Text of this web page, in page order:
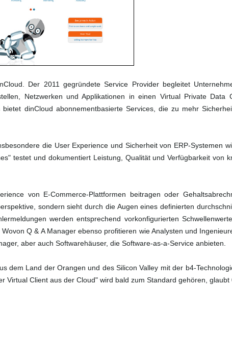
Der 2011 gegründete Service Provider begleitet
Netzwerken und Applikationen in einen Virtual Private Data
dinCloud abonnementbasierte Services, die zu mehr
die User Experience und Sicherheit von ERP-Systemen
testet und dokumentiert Leistung, Qualität und Verfügbarkeit von
von E-Commerce-Plattformen beitragen oder
sondern sieht durch die Augen eines definierten
werden entsprechend vorkonfigurierten
Q & A Manager ebenso profitieren wie Analysten und
aber auch Softwarehäuser, die Software-as-a-Service anbieten.
dem Land der Orangen und des Silicon Valley mit der b4-
Client aus der Cloud" wird bald zum Standard gehören, glaubt